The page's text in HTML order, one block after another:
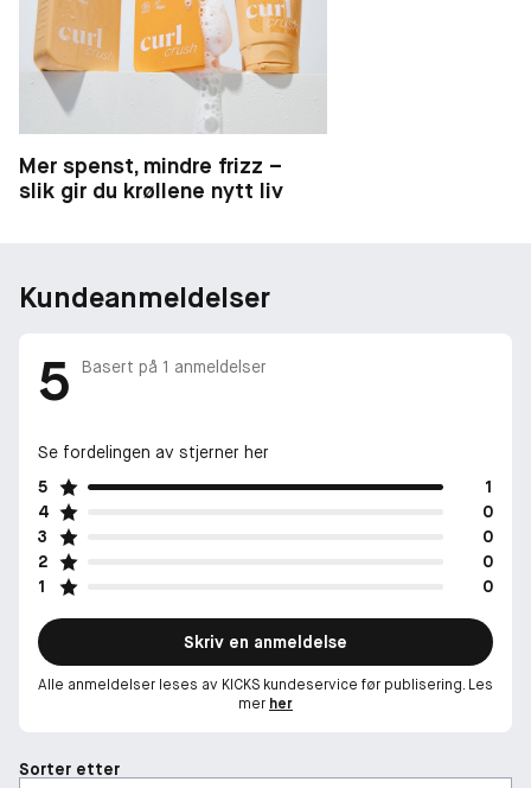
Mer spenst, mindre frizz –
slik gir du krøllene nytt liv
Kundeanmeldelser
5 Basert på 1 anmeldelser
Se fordelingen av stjerner her
5
1
4
0
3
0
2
0
1
0
Skriv en anmeldelse
Alle anmeldelser leses av KICKS kundeservice før publisering. Les
mer her
Sorter etter